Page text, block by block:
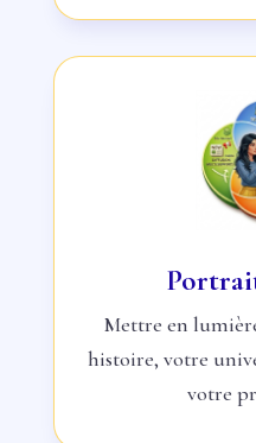
Mettre en
histoire, votre
votre